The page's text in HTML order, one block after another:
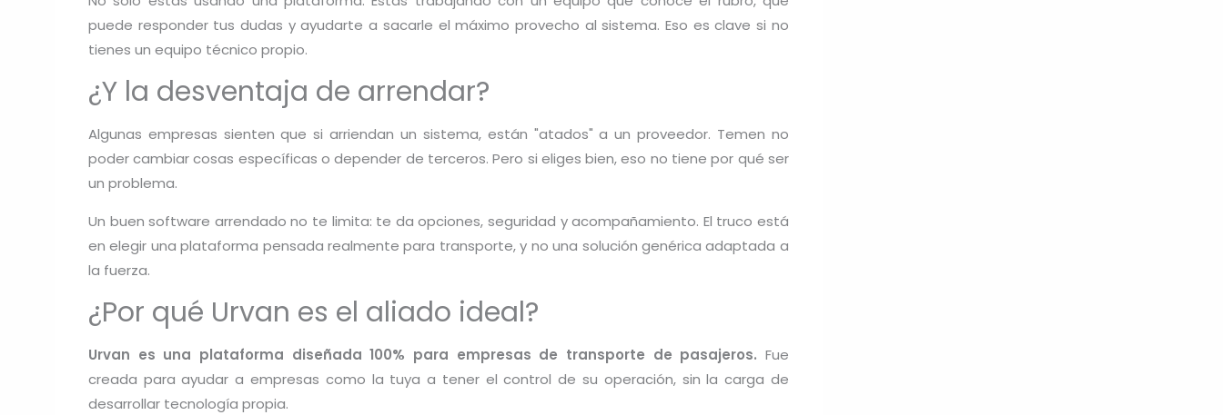
puede responder tus dudas y ayudarte a sacarle el máximo provecho al sistema. Eso es clave si no
tienes un equipo técnico propio.
¿Y la desventaja de arrendar?
Algunas empresas sienten que si arriendan un sistema, están "atados" a un proveedor. Temen no
poder cambiar cosas específicas o depender de terceros. Pero si eliges bien, eso no tiene por qué ser
un problema.
Un buen software arrendado no te limita: te da opciones, seguridad y acompañamiento. El truco está
en elegir una plataforma pensada realmente para transporte, y no una solución genérica adaptada a
la fuerza.
¿Por qué Urvan es el aliado ideal?
Urvan es una plataforma diseñada 100% para empresas de transporte de pasajeros. Fue
creada para ayudar a empresas como la tuya a tener el control de su operación, sin la carga de
desarrollar tecnología propia.